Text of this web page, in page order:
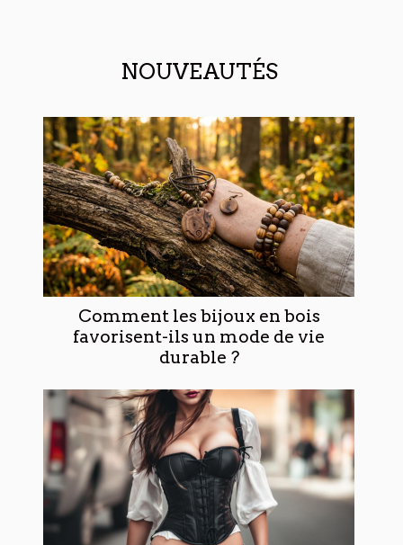
NOUVEAUTÉS
Comment les bijoux en bois
favorisent-ils un mode de vie
durable ?